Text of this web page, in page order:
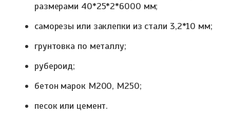
размерами 40*25*2*6000 мм;
саморезы или заклепки из стали 3,2*10 мм;
грунтовка по металлу;
рубероид;
бетон марок М200, М250;
песок или цемент.